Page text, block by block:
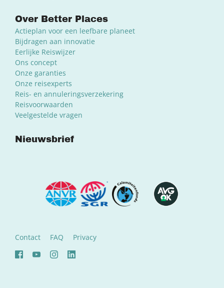
Over Better Places
Actieplan voor een leefbare planeet
Bijdragen aan innovatie
Eerlijke Reiswijzer
Ons concept
Onze garanties
Onze reisexperts
Reis- en annuleringsverzekering
Reisvoorwaarden
Veelgestelde vragen
Nieuwsbrief
Contact FAQ Privacy